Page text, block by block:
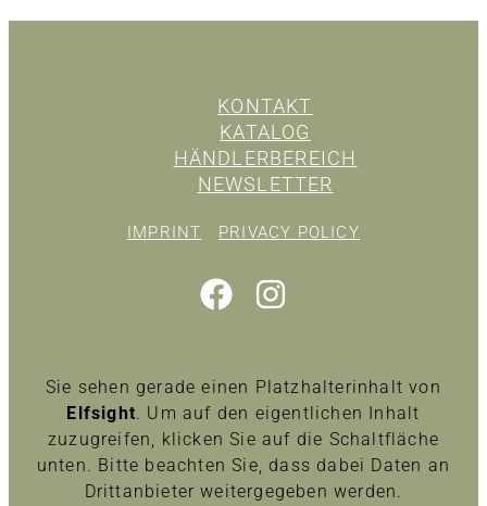
KONTAKT
KATALOG
HÄNDLERBEREICH
NEWSLETTER
IMPRINT PRIVACY POLICY
Sie sehen gerade einen Platzhalterinhalt von
Elfsight. Um auf den eigentlichen Inhalt
zuzugreifen, klicken Sie auf die Schaltfläche
unten. Bitte beachten Sie, dass dabei Daten an
Drittanbieter weitergegeben werden.